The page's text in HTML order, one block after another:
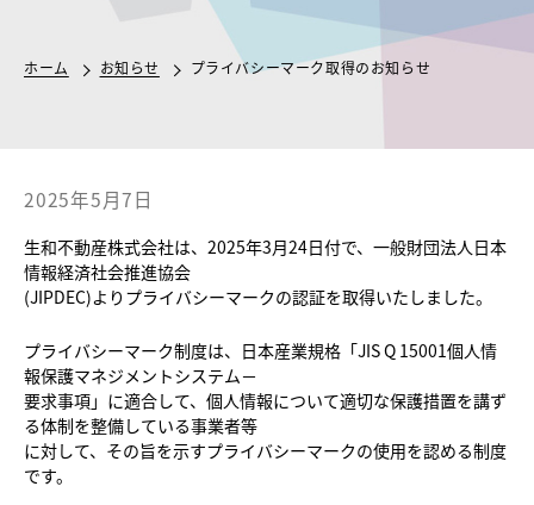
ホーム お知らせ プライバシーマーク取得のお知らせ
2025年5月7日
生和不動産株式会社は、2025年3月24日付で、一般財団法人日本
情報経済社会推進協会
(JIPDEC)よりプライバシーマークの認証を取得いたしました。
プライバシーマーク制度は、日本産業規格「JIS Q 15001個人情
報保護マネジメントシステム－
要求事項」に適合して、個人情報について適切な保護措置を講ず
る体制を整備している事業者等
に対して、その旨を示すプライバシーマークの使用を認める制度
です。